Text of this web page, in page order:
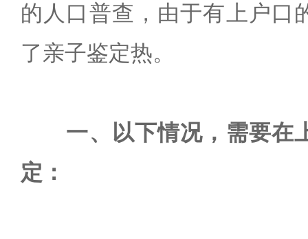
的人口普查，由于有上户口
了亲子鉴定热。
一、以下情况，需要在
定：